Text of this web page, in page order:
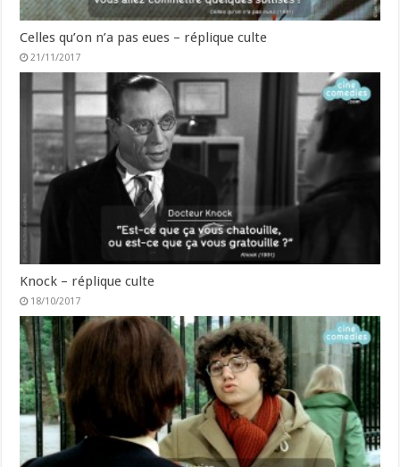
Celles qu’on n’a pas eues – réplique culte
21/11/2017
Knock – réplique culte
18/10/2017